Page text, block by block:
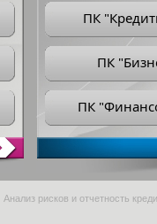
ПК
ПК
ПК
Анализ рисков и отчетность